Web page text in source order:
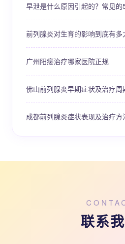
早泄是什么原因引起的？常见
前列腺炎对生育的影响到底有多
广州阳痿治疗哪家医院正规
佛山前列腺炎早期症状及治疗周
成都前列腺炎症状表现及治疗方
联系